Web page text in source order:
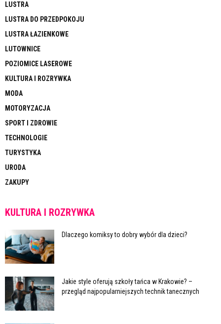
LUSTRA
LUSTRA DO PRZEDPOKOJU
LUSTRA ŁAZIENKOWE
LUTOWNICE
POZIOMICE LASEROWE
KULTURA I ROZRYWKA
MODA
MOTORYZACJA
SPORT I ZDROWIE
TECHNOLOGIE
TURYSTYKA
URODA
ZAKUPY
KULTURA I ROZRYWKA
Dlaczego komiksy to dobry wybór dla dzieci?
Jakie style oferują szkoły tańca w Krakowie? –
przegląd najpopularniejszych technik tanecznych